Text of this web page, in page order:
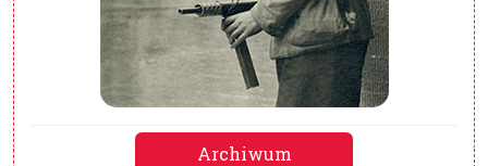
Archiwum